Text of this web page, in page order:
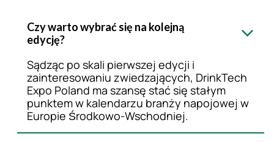
Czy warto wybrać się na kolejną
edycję?
Sądząc po skali pierwszej edycji i
zainteresowaniu zwiedzających, DrinkTech
Expo Poland ma szansę stać się stałym
punktem w kalendarzu branży napojowej w
Europie Środkowo-Wschodniej.